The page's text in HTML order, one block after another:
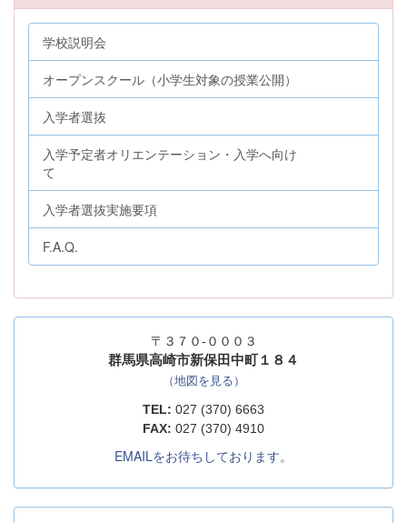
学校説明会
オープンスクール（小学生対象の授業公開）
入学者選抜
入学予定者オリエンテーション・入学へ向け
て
入学者選抜実施要項
F.A.Q.
〒３７０-０００３
群馬県高崎市新保田中町１８４
（地図を見る）
TEL: 027 (370) 6663
FAX: 027 (370) 4910
EMAILをお待ちしております。